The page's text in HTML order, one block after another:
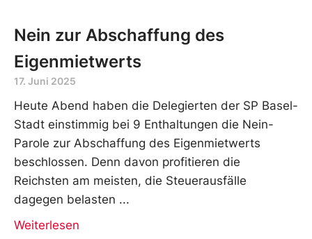
Nein zur Abschaffung des
Eigenmietwerts
17. Juni 2025
Heute Abend haben die Delegierten der SP Basel-
Stadt einstimmig bei 9 Enthaltungen die Nein-
Parole zur Abschaffung des Eigenmietwerts
beschlossen. Denn davon profitieren die
Reichsten am meisten, die Steuerausfälle
dagegen belasten
Weiterlesen